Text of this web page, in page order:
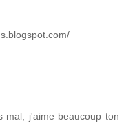
mal, j'aime beaucoup ton